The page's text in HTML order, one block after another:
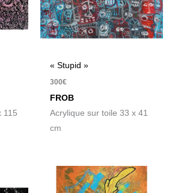
115
« Stupid »
300€
FROB
Acrylique sur toile 33 x 41
cm